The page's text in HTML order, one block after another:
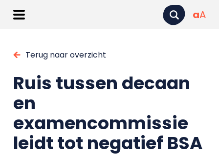
aA
Terug naar overzicht
Ruis tussen decaan
en
examencommissie
leidt tot negatief BSA